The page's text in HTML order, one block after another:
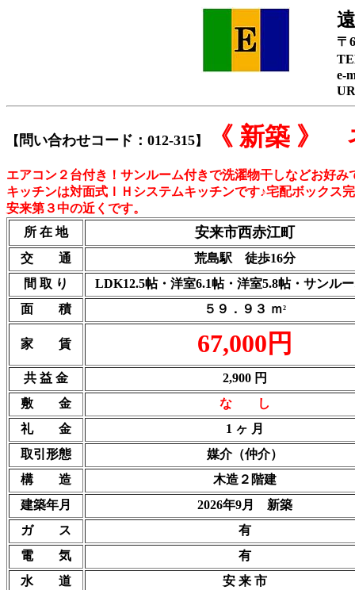
〒
e-
【 問い合わせコード：012-315】 《 新築 》
エアコン２台付き！サンルーム付きで洗濯物干しなどお好
キッチンは対面式ＩＨシステムキッチンです♪宅配ボックス
安来第３中の近くです。
所 在 地
安来市西赤江町
交 通
荒島駅 徒歩16分
間 取 り
LDK12.5帖・洋室6.1帖・洋室5.8帖・サンル
面 積
５９．９３ ｍ2
家 賃 67,000円
共 益 金
2,900 円
敷 金
な し
礼 金
1 ヶ 月
取引形態
媒介（仲介）
構 造
木造２階建
建築年月
2026年9月 新築
ガ ス
有
電 気
有
水 道
安 来 市